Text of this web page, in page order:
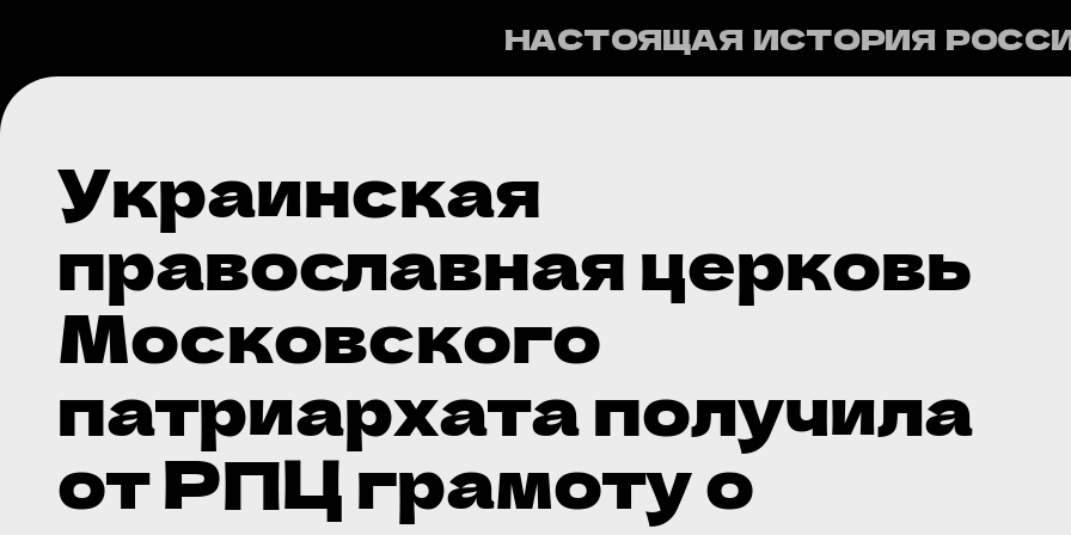
НАСТОЯЩАЯ ИСТОРИЯ
Украинская
православная церковь
Московского
патриархата получила
от РПЦ грамоту о